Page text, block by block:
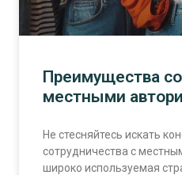
Преимущества
местными
Не стесняйтесь искать
сотрудничества с
широко используемая